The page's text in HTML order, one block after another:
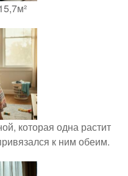
которая одна растит
к ним обеим.